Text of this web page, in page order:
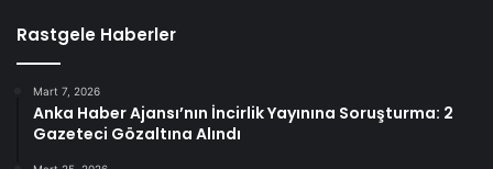
Rastgele Haberler
Mart 7, 2026
Anka Haber Ajansı’nın İncirlik Yayınına Soruşturma: 2
Gazeteci Gözaltına Alındı